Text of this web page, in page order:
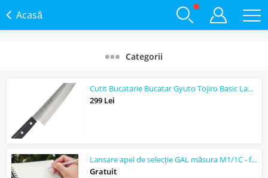
Acasă
Categorii
Cutit Bucatarie Bucatar Gyuto Tojiro Basic Lama 200mm VG10 SanMai
299 Lei
Lansare apel de selecție GAL măsura M1/1C - formare
Gratuit